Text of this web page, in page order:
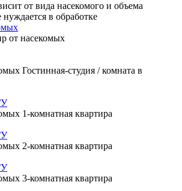
от вида насекомого и объема
в обработке
от насекомых
Гостинная-студия / комната в
1-комнатная квартира
2-комнатная квартира
3-комнатная квартира